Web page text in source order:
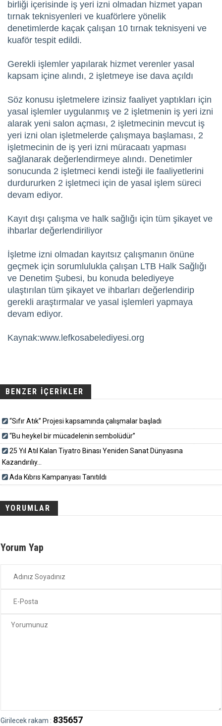
birliği içerisinde iş yeri izni olmadan hizmet yapan
tırnak teknisyenleri ve kuaförlere yönelik
denetimlerde kaçak çalışan 10 tırnak teknisyeni ve
kuaför tespit edildi.
Gerekli işlemler yapılarak hizmet verenler yasal
kapsam içine alındı, 2 işletmeye ise dava açıldı
Söz konusu işletmelere izinsiz faaliyet yaptıkları için
yasal işlemler uygulanmış ve 2 işletmenin iş yeri izni
alarak yeni salon açması, 2 işletmecinin mevcut iş
yeri izni olan işletmelerde çalışmaya başlaması, 2
işletmecinin de iş yeri izni müracaatı yapması
sağlanarak değerlendirmeye alındı. Denetimler
sonucunda 2 işletmeci kendi isteği ile faaliyetlerini
durdururken 2 işletmeci için de yasal işlem süreci
devam ediyor.
Kayıt dışı çalışma ve halk sağlığı için tüm şikayet ve
ihbarlar değerlendiriliyor
İşletme izni olmadan kayıtsız çalışmanın önüne
geçmek için sorumlulukla çalışan LTB Halk Sağlığı
ve Denetim Şubesi, bu konuda belediyeye
ulaştırılan tüm şikayet ve ihbarları değerlendirip
gerekli araştırmalar ve yasal işlemleri yapmaya
devam ediyor.
Kaynak:www.lefkosabelediyesi.org
BENZER İÇERİKLER
“Sıfır Atık” Projesi kapsamında çalışmalar başladı
“Bu heykel bir mücadelenin sembolüdür”
25 Yıl Atıl Kalan Tiyatro Binası Yeniden Sanat Dünyasına
Kazandırılıy...
Ada Kıbrıs Kampanyası Tanıtıldı
YORUMLAR
Yorum Yap
Girilecek rakam : 835657